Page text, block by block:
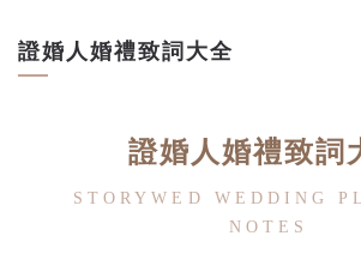
證婚人婚禮致詞大全
證婚人婚禮致詞
STORYWED WEDDING
NOTES